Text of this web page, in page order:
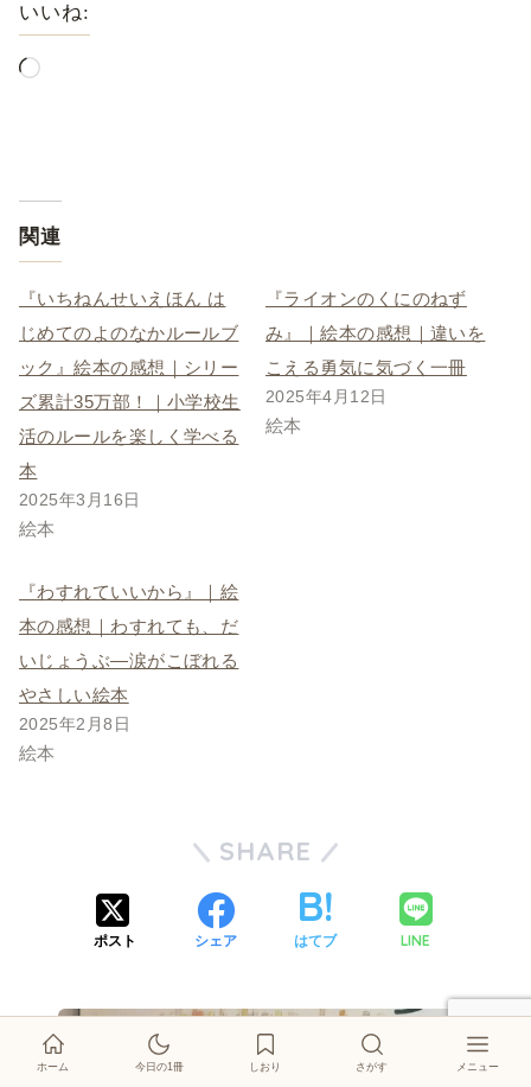
いいね:
関連
『いちねんせいえほん は
じめてのよのなかルールブ
ック』絵本の感想｜シリー
ズ累計35万部！｜小学校生
活のルールを楽しく学べる
本
2025年3月16日
絵本
『ライオンのくにのねず
み』｜絵本の感想｜違いを
こえる勇気に気づく一冊
2025年4月12日
絵本
『わすれていいから』｜絵
本の感想｜わすれても、だ
いじょうぶ―涙がこぼれる
やさしい絵本
2025年2月8日
絵本
SHARE
ポスト シェア はてブ LINE
絵本紹介 今日の1冊 イベント 登場キャラクターこのブログについてお問い合わせ
ホーム 今日の1冊 しおり さがす メニュー